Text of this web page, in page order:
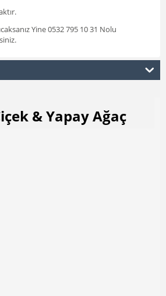
Yine 0532 795 10 31 Nolu
& Yapay Ağaç